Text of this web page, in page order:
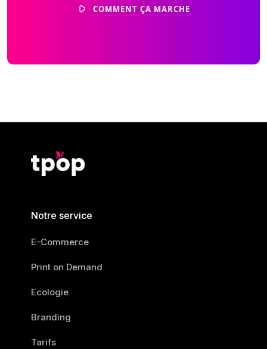
COMMENT ÇA MARCHE
Notre service
E-Commerce
Print on Demand
Ecologie
Branding
Tarifs